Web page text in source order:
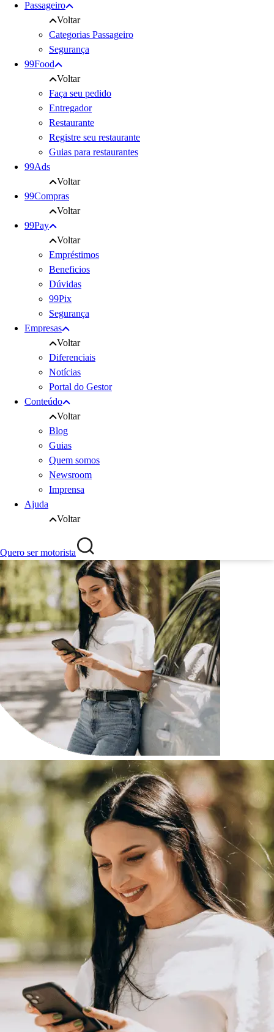
Passageiro
Voltar
Categorias Passageiro
Segurança
99Food
Voltar
Faça seu pedido
Entregador
Restaurante
Registre seu restaurante
Guias para restaurantes
99Ads
Voltar
99Compras
Voltar
99Pay
Voltar
Empréstimos
Beneficios
Dúvidas
99Pix
Segurança
Empresas
Voltar
Diferenciais
Notícias
Portal do Gestor
Conteúdo
Voltar
Blog
Guias
Quem somos
Newsroom
Imprensa
Ajuda
Voltar
Quero ser motorista